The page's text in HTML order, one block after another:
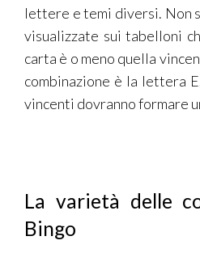
lettere e temi diversi. Non
visualizzate sui tabelloni
carta è o meno quella
combinazione è la lettera
vincenti dovranno formare
La varietà delle
Bingo